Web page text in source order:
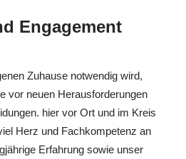
Engagement
Zuhause notwendig wird,
vor neuen Herausforderungen
hier vor Ort und im Kreis
Herz und Fachkompetenz an
Erfahrung sowie unser